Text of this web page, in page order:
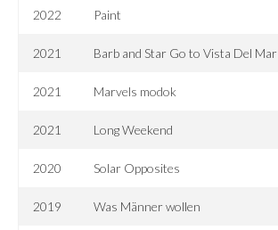
2022 Paint
2021 Barb and Star Go to Vista Del Mar
2021 Marvels modok
2021 Long Weekend
2020 Solar Opposites
2019 Was Männer wollen